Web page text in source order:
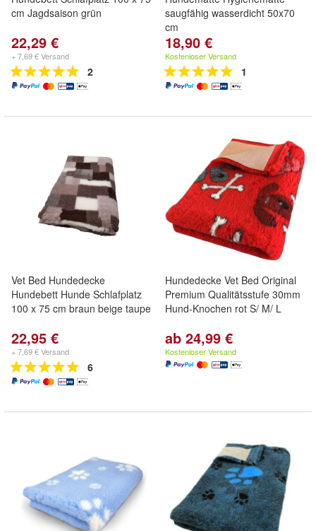
cm Jagdsaison grün
22,29 €
+ 7,69 € Versand
2
saugfähig wasserdicht 50x70
cm
18,90 €
Kostenloser Versand
1
Vet Bed Hundedecke
Hundebett Hunde Schlafplatz
100 x 75 cm braun beige taupe
22,95 €
+ 7,69 € Versand
6
Hundedecke Vet Bed Original
Premium Qualitätsstufe 30mm
Hund-Knochen rot S/ M/ L
ab 24,99 €
Kostenloser Versand